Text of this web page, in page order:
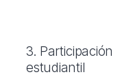
3. Participación
estudiantil